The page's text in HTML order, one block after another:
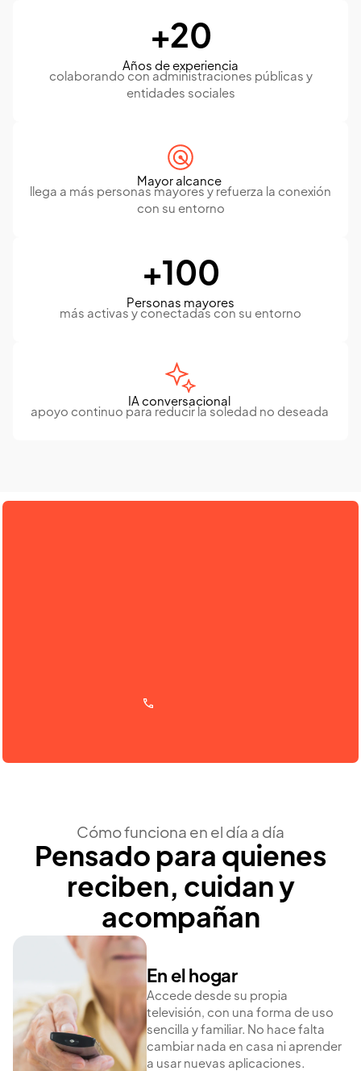
+20
Años de experiencia
colaborando con administraciones públicas y
entidades sociales
Mayor alcance
llega a más personas mayores y refuerza la conexión
con su entorno
+100
Personas mayores
más activas y conectadas con su entorno
IA conversacional
apoyo continuo para reducir la soledad no deseada
Te llamamos
Cómo funciona en el día a día
Pensado para quienes
reciben, cuidan y
acompañan
En el hogar
Accede desde su propia
televisión, con una forma de uso
sencilla y familiar. No hace falta
cambiar nada en casa ni aprender
a usar nuevas aplicaciones.